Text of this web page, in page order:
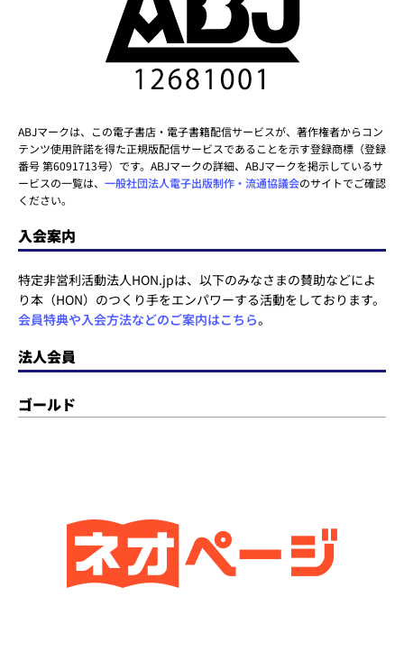
ABJマークは、この電子書店・電子書籍配信サービスが、著作権者からコン
テンツ使用許諾を得た正規版配信サービスであることを示す登録商標（登録
番号 第6091713号）です。ABJマークの詳細、ABJマークを掲示しているサ
ービスの一覧は、 一般社団法人電子出版制作・流通協議会のサイトでご確認
ください。
入会案内
特定非営利活動法人HON.jpは、以下のみなさまの賛助などによ
り本（HON）のつくり手をエンパワーする活動をしております。
会員特典や入会方法などのご案内はこちら。
法人会員
ゴールド